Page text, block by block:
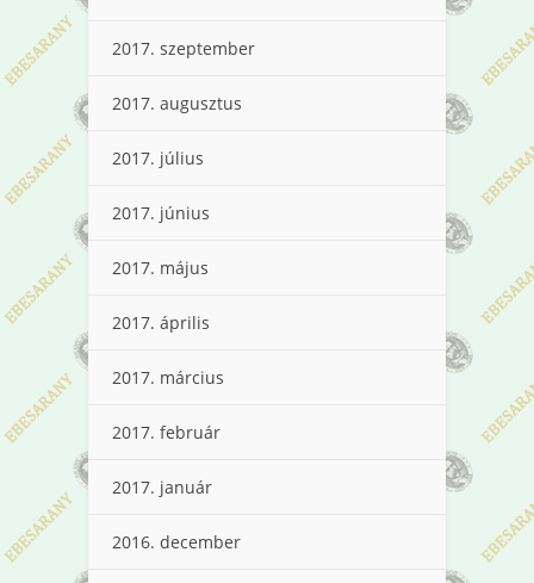
2017. szeptember
2017. augusztus
2017. július
2017. június
2017. május
2017. április
2017. március
2017. február
2017. január
2016. december